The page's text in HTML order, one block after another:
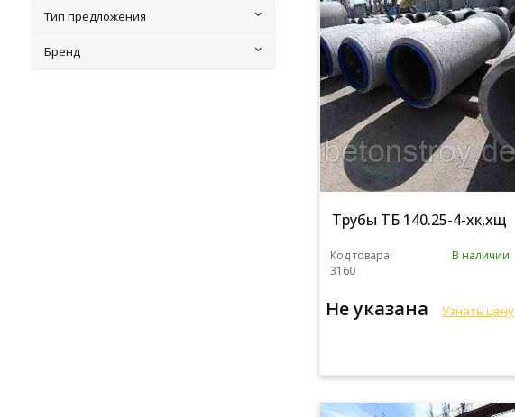
Тип предложения
Бренд
Трубы ТБ 140.25-4-хк,хщ
Код товара:
3160
В наличии
Не указана Узнать цену